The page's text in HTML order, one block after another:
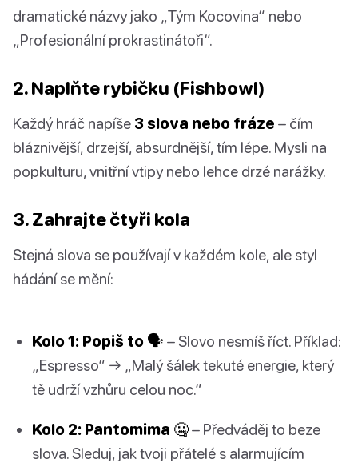
dramatické názvy jako „Tým Kocovina“ nebo
„Profesionální prokrastinátoři“.
2. Naplňte rybičku (Fishbowl)
Každý hráč napíše 3 slova nebo fráze – čím
bláznivější, drzejší, absurdnější, tím lépe. Mysli na
popkulturu, vnitřní vtipy nebo lehce drzé narážky.
3. Zahrajte čtyři kola
Stejná slova se používají v každém kole, ale styl
hádání se mění:
Kolo 1: Popiš to 🗣️ – Slovo nesmíš říct. Příklad:
„Espresso“ → „Malý šálek tekuté energie, který
tě udrží vzhůru celou noc.“
Kolo 2: Pantomima 🤐– Předváděj to beze
slova. Sleduj, jak tvoji přátelé s alarmujícím